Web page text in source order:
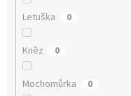
Letuška 0
Kněz 0
Mochomůrka 0